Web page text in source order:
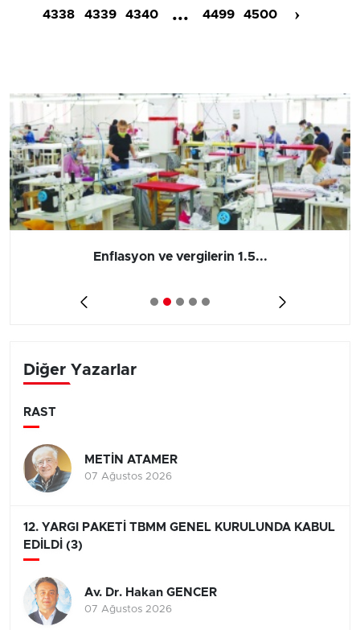
4338 4339 4340 ... 4499 4500 ›
Barış yatırımı, üretimi ve...
Diğer Yazarlar
RAST
METİN ATAMER
07 Ağustos 2026
12. YARGI PAKETİ TBMM GENEL KURULUNDA KABUL
EDİLDİ (3)
Av. Dr. Hakan GENCER
07 Ağustos 2026